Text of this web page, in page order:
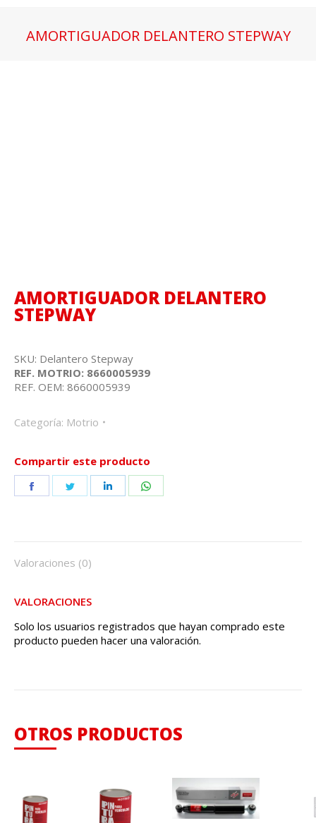
AMORTIGUADOR DELANTERO STEPWAY
AMORTIGUADOR DELANTERO
STEPWAY
SKU: Delantero Stepway
REF. MOTRIO: 8660005939
REF. OEM: 8660005939
Categoría: Motrio
Compartir este producto
Share
Share
Share
Valoraciones (0)
VALORACIONES
Solo los usuarios registrados que hayan comprado este
producto pueden hacer una valoración.
OTROS PRODUCTOS